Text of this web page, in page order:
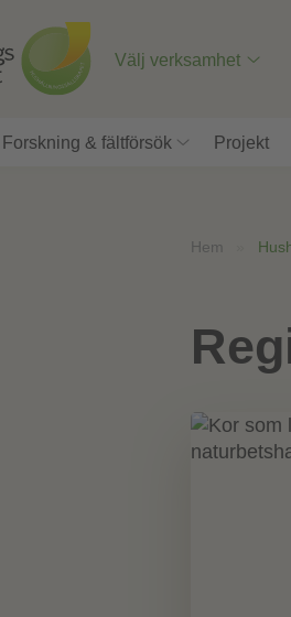
Välj verksamhet
Forskning & fältförsök Projekt
Hem